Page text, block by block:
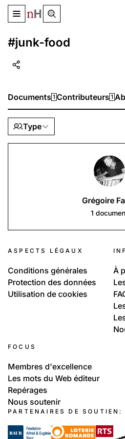
Basculer le menu de
#junk-food
Documents 1 Contributeurs 1
Type
Grégoire
1
ASPECTS LÉGAUX
Conditions générales
Protection des données
Utilisation de cookies
À
FOCUS
Membres d'excellence
Les mots du Web éditeur
Repérages
Nous soutenir
PARTENAIRES DE SOUTIEN: